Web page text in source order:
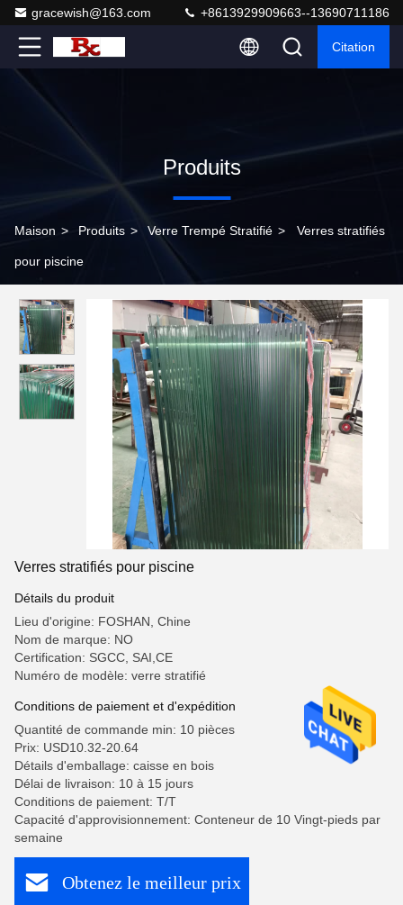
gracewish@163.com +8613929909663--13690711186
Citation
Produits
Maison > Produits > Verre Trempé Stratifié > Verres stratifiés
pour piscine
Verres stratifiés pour piscine
Détails du produit
Lieu d'origine: FOSHAN, Chine
Nom de marque: NO
Certification: SGCC, SAI,CE
Numéro de modèle: verre stratifié
Conditions de paiement et d'expédition
Quantité de commande min: 10 pièces
Prix: USD10.32-20.64
Détails d'emballage: caisse en bois
Délai de livraison: 10 à 15 jours
Conditions de paiement: T/T
Capacité d'approvisionnement: Conteneur de 10 Vingt-pieds par
semaine
Obtenez le meilleur prix